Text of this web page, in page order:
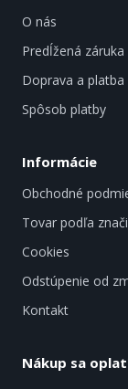
O nás
Predĺžená záruka
Doprava a platba
Spôsob platby
Informácie
Obchodné
Tovar podľa
Cookies
Odstúpenie od
Kontakt
Nákup sa